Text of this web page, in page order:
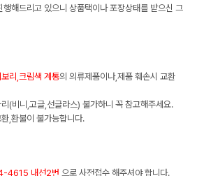
행해드리고 있으니 상품택이나 포장상태를 받으신 그
리,크림색 계통의 의류제품이나,제품 훼손시 교환
(비니,고글,선글라스) 불가하니 꼭 참고해주세요.
,환불이 불가능합니다.
4615 내선2번 으로 사전접수 해주셔야 합니다.